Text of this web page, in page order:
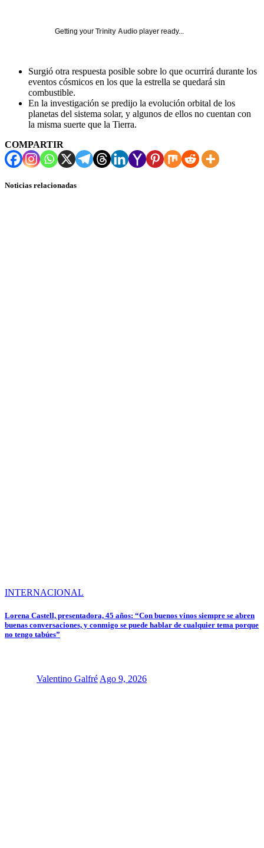
Getting your Trinity Audio player ready...
Surgió otra respuesta posible sobre lo que ocurrirá durante los
eventos cósmicos en los que la estrella se quedará sin
combustible.
En la investigación se predijo la evolución orbital de los
planetas del sistema solar, y algunos de ellos no cuentan con
la misma suerte que la Tierra.
COMPARTIR
Noticias relacionadas
INTERNACIONAL
Lorena Castell, presentadora, 45 años: “Con buenos vinos siempre se abren
buenas conversaciones, y conmigo se puede hablar de cualquier tema porque
no tengo tabúes”
Valentino GalfréAgo 9, 2026